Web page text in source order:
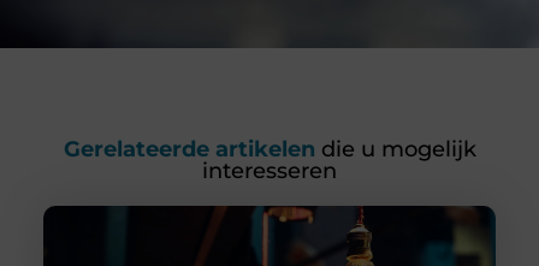
Gerelateerde artikelen die u mogelijk
interesseren